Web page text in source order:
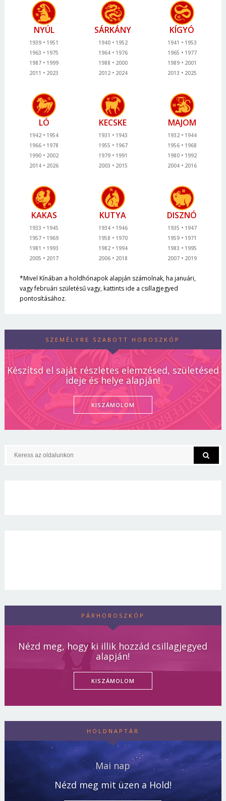
NYÚL
1939
1951
1963
1975
1987
1999
2011
2023
SÁRKÁNY
1940
1952
1964
1976
1988
2000
2012
2024
KÍGYÓ
1941
1953
1965
1977
1989
2001
2013
2025
LÓ
1942
1954
1966
1978
1990
2002
2014
2026
KECSKE
1931
1943
1955
1967
1979
1991
2003
2015
MAJOM
1932
1944
1956
1968
1980
1992
2004
2016
KAKAS
1933
1945
1957
1969
1981
1993
2005
2017
KUTYA
1934
1946
1958
1970
1982
1994
2006
2018
DISZNÓ
1935
1947
1959
1971
1983
1995
2007
2019
*Mivel Kínában a holdhónapok alapján számolnak, ha januári,
vagy februári születésű vagy, kattints ide a csillagjegyed
pontosításához.
SZEMÉLYRE SZABOTT HOROSZKÓP
Készítsd el saját részletes elemzésed, születésed
ideje és helye alapján!
KISZÁMOLOM
PÁRHOROSZKÓP
Nézd meg, hogy ki illik hozzád csillagjegyed
alapján!
KISZÁMOLOM
HOLDNAPTÁR
Mai nap
Nézd meg mit üzen a Hold!